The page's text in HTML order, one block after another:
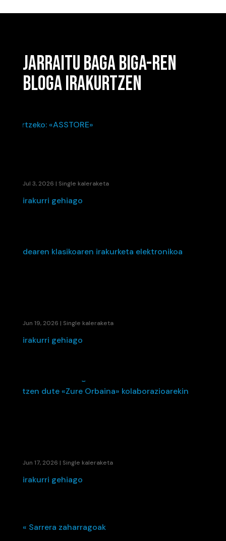
JARRAITU BAGA BIGA-REN
BLOGA IRAKURTZEN
Jul 3, 2026 | Single kaleraketa
irakurri gehiago
Jun 19, 2026 | Single kaleraketa
irakurri gehiago
Jun 17, 2026 | Single kaleraketa
irakurri gehiago
« Sarrera zaharragoak